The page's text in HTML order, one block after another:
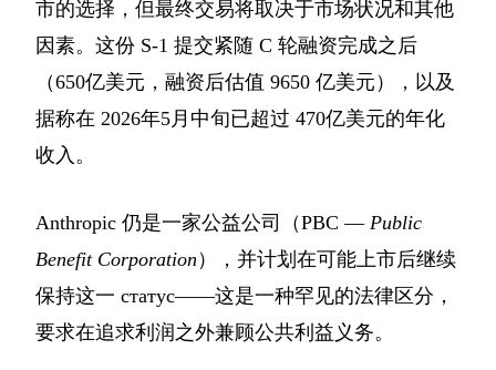
市的选择，但最终交易将取决于市场状况和其他
因素。这份 S-1 提交紧随 C 轮融资完成之后
（650亿美元，融资后估值 9650 亿美元），以及
据称在 2026年5月中旬已超过 470亿美元的年化
收入。
Anthropic 仍是一家公益公司（PBC — Public
Benefit Corporation ），并计划在可能上市后继续
保持这一 статус——这是一种罕见的法律区分，
要求在追求利润之外兼顾公共利益义务。